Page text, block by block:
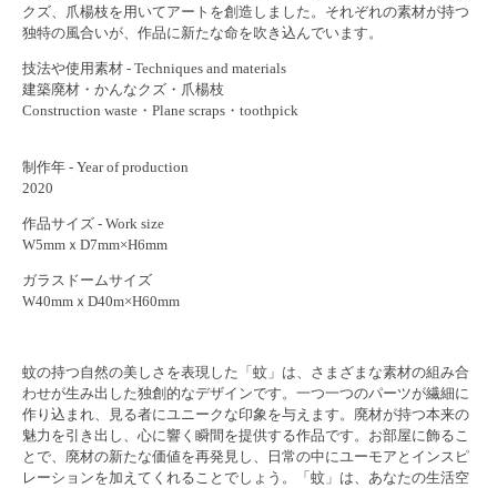
クズ、爪楊枝を用いてアートを創造しました。それぞれの素材が持つ
独特の風合いが、作品に新たな命を吹き込んでいます。
技法や使用素材 - Techniques and materials
建築廃材・かんなクズ・爪楊枝
Construction waste・Plane scraps・toothpick
制作年 - Year of production
2020
作品サイズ - Work size
W5mmｘD7mm×H6mm
ガラスドームサイズ
W40mmｘD40m×H60mm
蚊の持つ自然の美しさを表現した「蚊」は、さまざまな素材の組み合
わせが生み出した独創的なデザインです。一つ一つのパーツが繊細に
作り込まれ、見る者にユニークな印象を与えます。廃材が持つ本来の
魅力を引き出し、心に響く瞬間を提供する作品です。お部屋に飾るこ
とで、廃材の新たな価値を再発見し、日常の中にユーモアとインスピ
レーションを加えてくれることでしょう。「蚊」は、あなたの生活空